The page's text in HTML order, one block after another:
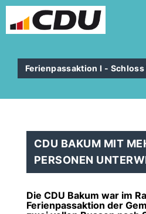
Ferienpassaktion I - Schloss
CDU BAKUM MIT
PERSONEN
Die CDU Bakum war im
Ferienpassaktion der